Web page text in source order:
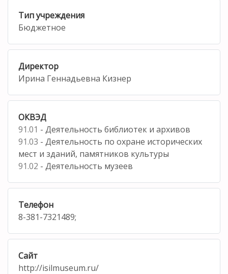
Тип учреждения
Бюджетное
Директор
Ирина Геннадьевна Кизнер
ОКВЭД
91.01 - Деятельность библиотек и архивов
91.03 - Деятельность по охране исторических
мест и зданий, памятников культуры
91.02 - Деятельность музеев
Телефон
8-381-7321489;
Сайт
http://isilmuseum.ru/